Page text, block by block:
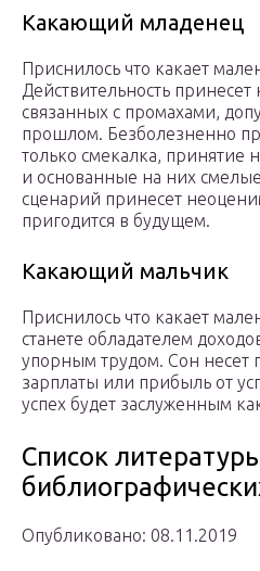
Какающий младенец
Приснилось что какает
Действительность принесет
связанных с промахами,
прошлом. Безболезненно
только смекалка,
и основанные на них
сценарий принесет
пригодится в будущем.
Какающий мальчик
Приснилось что какает
станете обладателем
упорным трудом. Сон
зарплаты или прибыль от
успех будет заслуженным
Список
Опубликовано: 08.11.2019